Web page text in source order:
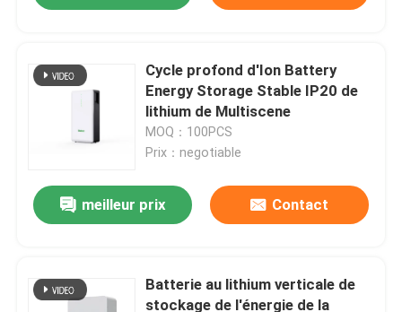
Produits
Vidéos
Au sujet de nous
Contrôle de qualité
Cycle profond d'Ion Battery
Energy Storage Stable IP20 de
lithium de Multiscene
MOQ：100PCS
Prix：negotiable
meilleur prix Contact
Batterie au lithium verticale de
stockage de l'énergie de la